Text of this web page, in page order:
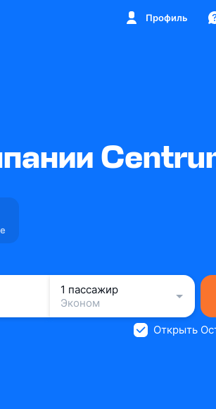
Профиль
1 пассажир
Эконом
Открыть